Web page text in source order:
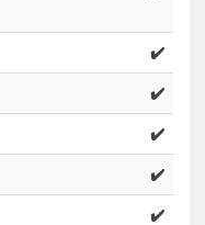
✔️
✔️
✔️
✔️
✔️